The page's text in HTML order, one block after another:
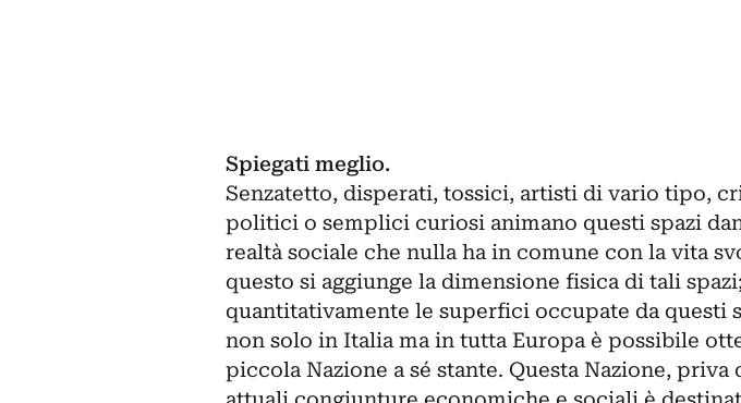
Spiegati meglio.
Senzatetto, disperati, tossici, artisti di vario tipo,
politici o semplici curiosi animano questi spazi
realtà sociale che nulla ha in comune con la vita
questo si aggiunge la dimensione fisica di tali
quantitativamente le superfici occupate da questi
non solo in Italia ma in tutta Europa è possibile
piccola Nazione a sé stante. Questa Nazione,